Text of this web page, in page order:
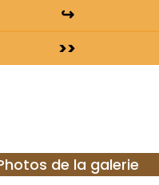
↪
>>
de la galerie